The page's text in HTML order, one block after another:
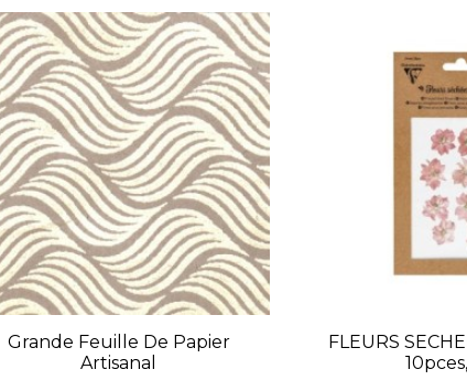
Grande Feuille De Papier
Artisanal
FLEURS